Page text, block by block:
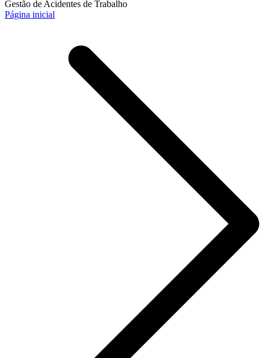
Gestão de Acidentes de Trabalho
Página inicial